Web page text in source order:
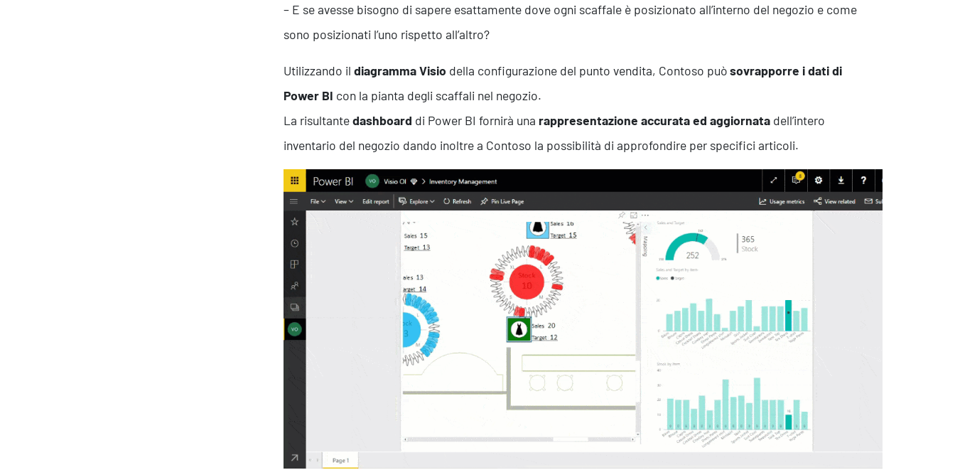
– E se avesse bisogno di sapere esattamente dove ogni scaffale è posizionato all’interno del negozio e come
sono posizionati l’uno rispetto all’altro?
Utilizzando il diagramma Visio della configurazione del punto vendita, Contoso puòsovrapporre i dati di
Power BI con la pianta degli scaffali nel negozio.
La risultantedashboard di Power BI fornirà una rappresentazione accurata ed aggiornata dell’intero
inventario del negozio dando inoltre a Contoso la possibilità di approfondire per specifici articoli.